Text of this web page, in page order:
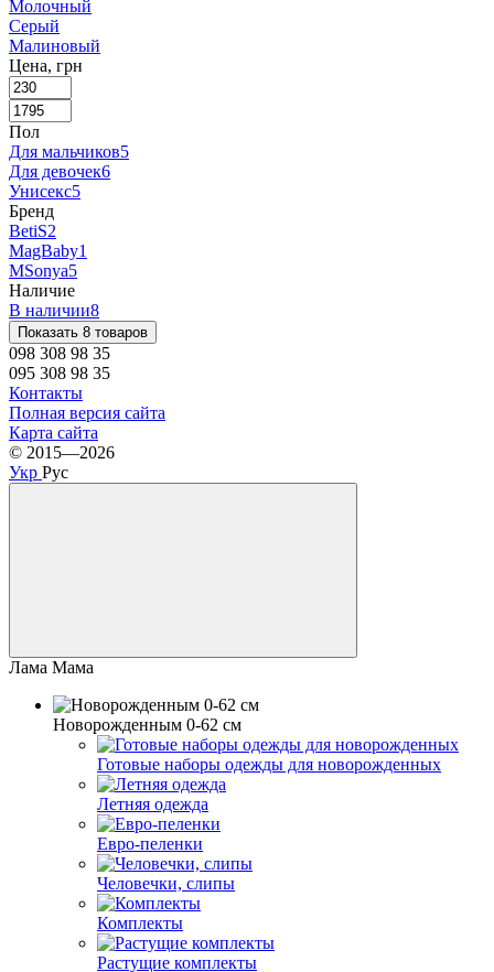
Молочный
Серый
Малиновый
Цена, грн
Пол
Для мальчиков5
Для девочек6
Унисекс5
Бренд
BetiS2
MagBaby1
MSonya5
Наличие
В наличии8
Показать 8 товаров
098 308 98 35
095 308 98 35
Контакты
Полная версия сайта
Карта сайта
© 2015—2026
Укр Рус
Лама Мама
Новорожденным 0-62 см
Готовые наборы одежды для новорожденных
Летняя одежда
Евро-пеленки
Человечки, слипы
Комплекты
Растущие комплекты